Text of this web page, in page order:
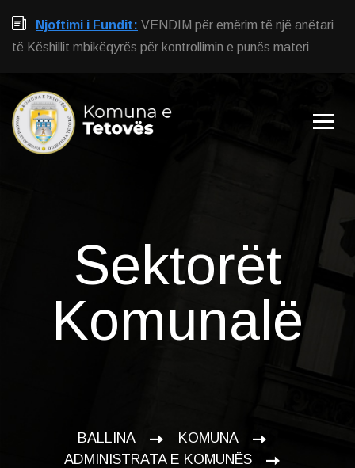
Njoftimi i Fundit: VENDIM për emërim të një anëtari
të Këshillit mbikëqyrës për kontrollimin e punës materi
Sektorët
Komunalë
BALLINA
KOMUNA
ADMINISTRATA E KOMUNËS